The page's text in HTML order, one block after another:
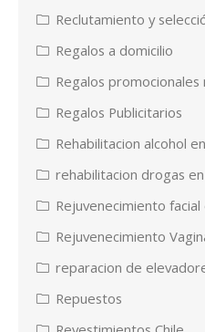
Reclutamiento y
Regalos a domicilio
Regalos promocionales
Regalos Publicitarios
Rehabilitacion alcohol
rehabilitacion drogas en
Rejuvenecimiento facial
Rejuvenecimiento
reparacion de
Repuestos